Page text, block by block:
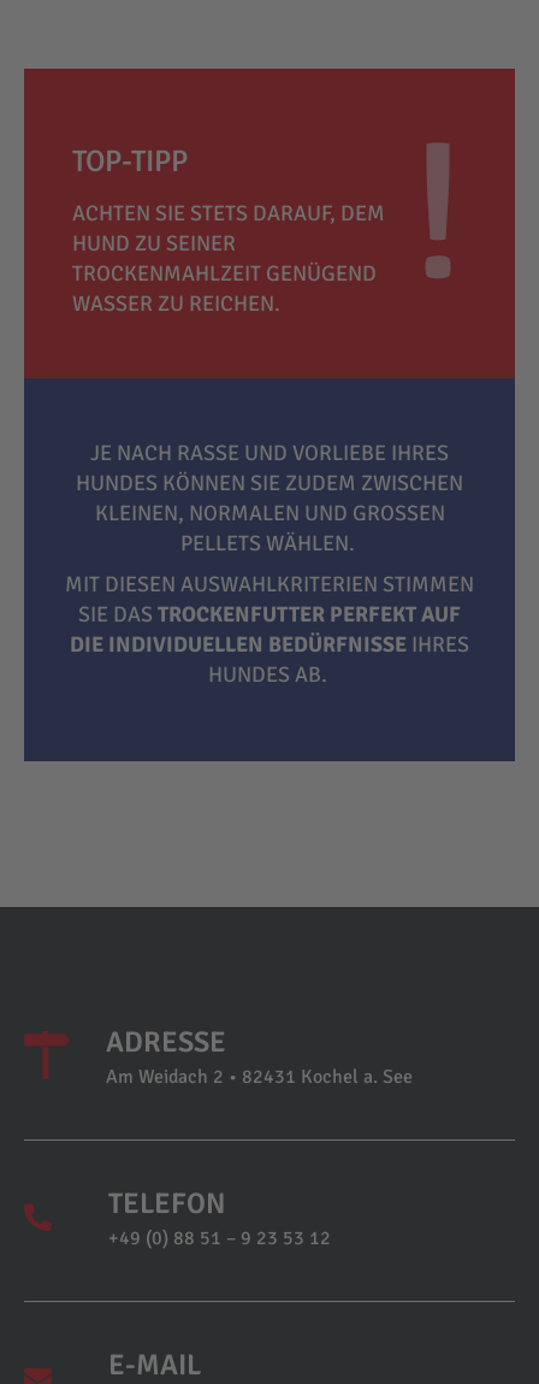
TOP-TIPP
ACHTEN SIE STETS DARAUF, DEM
HUND ZU SEINER
TROCKENMAHLZEIT GENÜGEND
WASSER ZU REICHEN.
JE NACH RASSE UND VORLIEBE IHRES
HUNDES KÖNNEN SIE ZUDEM ZWISCHEN
KLEINEN, NORMALEN UND GROSSEN P
ELLETS WÄHLEN.
MIT DIESEN AUSWAHLKRITERIEN STIMMEN
SIE DAS TROCKENFUTTER PERFEKT AUF
DIE INDIVIDUELLEN BEDÜRFNISSE IHRES
HUNDES AB.
ADRESSE
Am Weidach 2 • 82431 Kochel a. See
TELEFON
+49 (0) 88 51 – 9 23 53 12
E-MAIL